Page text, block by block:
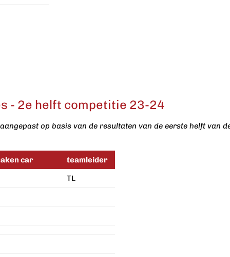
- 2e helft competitie 23-24
op basis van de resultaten van de eerste helft van
car
teamleider
TL